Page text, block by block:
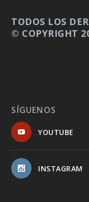
TODOS LOS
© COPYRIGHT
SÍGUENOS
YOUTUBE
INSTAGRAM